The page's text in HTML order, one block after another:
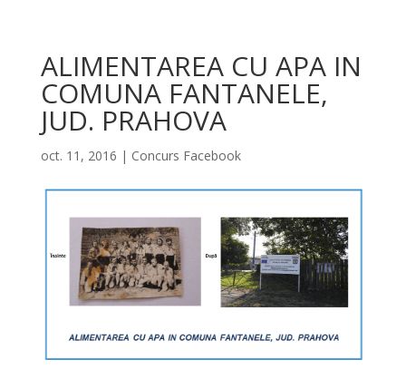
ALIMENTAREA CU APA IN
COMUNA FANTANELE,
JUD. PRAHOVA
oct. 11, 2016 | Concurs Facebook